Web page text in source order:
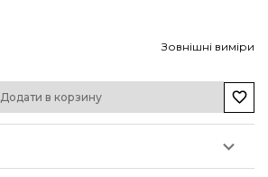
Зовнішні виміри
Додати в корзину